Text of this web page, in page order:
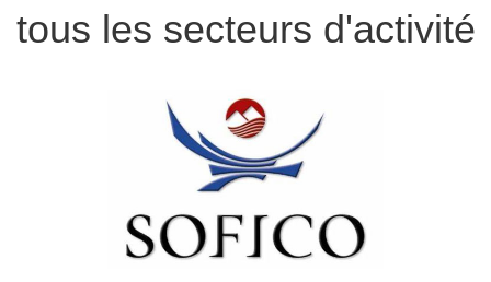
tous les secteurs d'activité